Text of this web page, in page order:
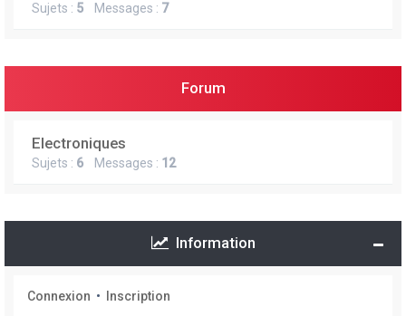
Sujets : 5 Messages : 7
Forum
Electroniques
Sujets : 6 Messages : 12
Information
Connexion •
Inscription